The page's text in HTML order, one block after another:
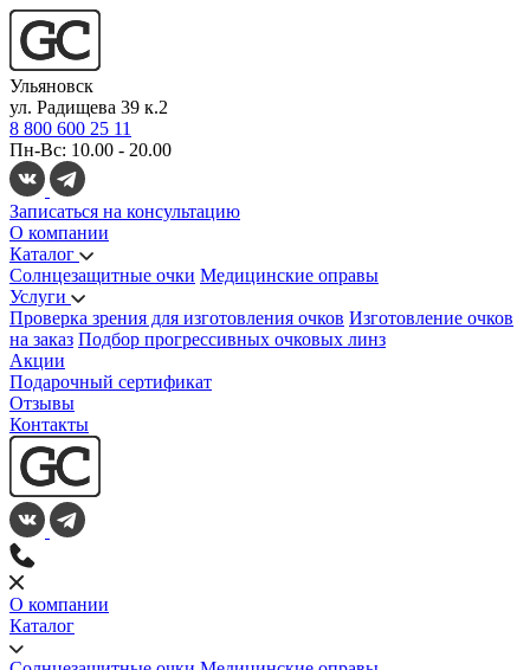
Ульяновск
ул. Радищева 39 к.2
8 800 600 25 11
Пн-Вс: 10.00 - 20.00
Записаться на консультацию
О компании
Каталог
Солнцезащитные очки Медицинские оправы
Услуги
Проверка зрения для изготовления очков Изготовление очков
на заказ Подбор прогрессивных очковых линз
Акции
Подарочный сертификат
Отзывы
Контакты
О компании
Каталог